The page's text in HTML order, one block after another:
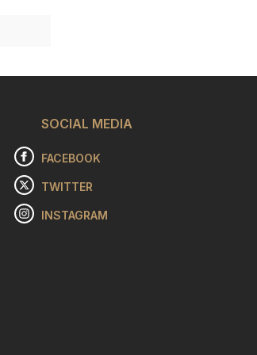
und
für
hier als
in
Dollar
SOCIAL MEDIA
FACEBOOK
TWITTER
INSTAGRAM